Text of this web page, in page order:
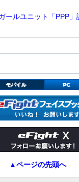
ールユニット「PPP」
モバイル PC
▲ページの先頭へ